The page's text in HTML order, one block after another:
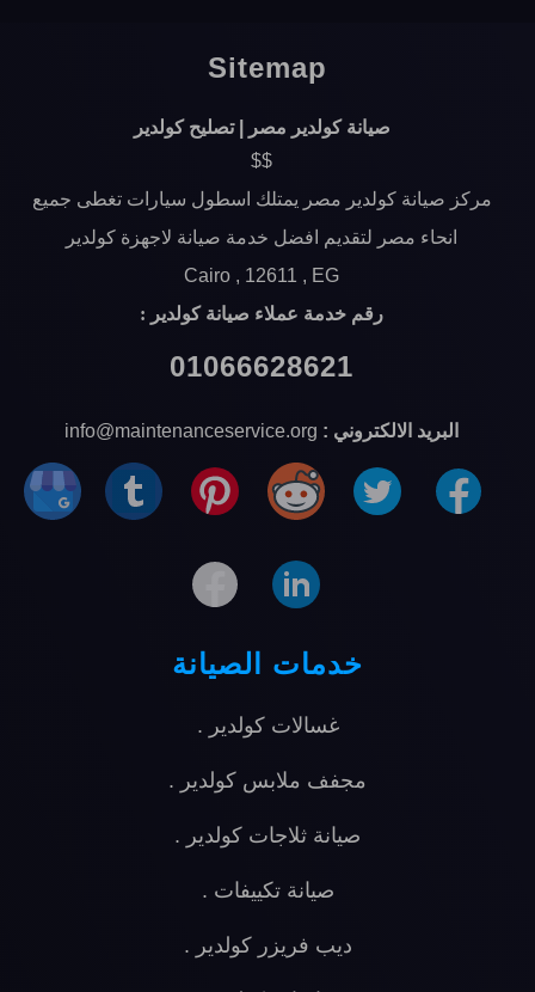
Sitemap
صيانة كولدير مصر | تصليح كولدير
$$
مركز صيانة كولدير مصر يمتلك اسطول سيارات تغطى جميع
انحاء مصر لتقديم افضل خدمة صيانة لاجهزة كولدير
Cairo , 12611 , EG
رقم خدمة عملاء صيانة كولدير :
01066628621
البريد الالكتروني : info@maintenanceservice.org
خدمات الصيانة
غسالات كولدير .
مجفف ملابس كولدير .
صيانة ثلاجات كولدير .
صيانة تكييفات .
ديب فريزر كولدير .